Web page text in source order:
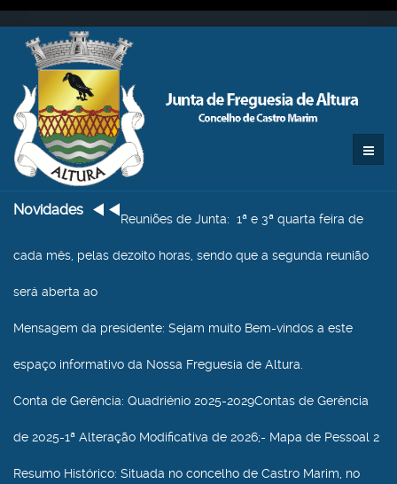
Novidades
Reuniões de Junta: 1ª e 3ª quarta feira de
cada mês, pelas dezoito horas, sendo que a segunda reunião
será aberta ao
Mensagem da presidente: Sejam muito Bem-vindos a este
espaço informativo da Nossa Freguesia de Altura.
Conta de Gerência: Quadriénio 2025-2029Contas de Gerência
de 2025-1ª Alteração Modificativa de 2026;- Mapa de Pessoal 2
Resumo Histórico: Situada no concelho de Castro Marim, no